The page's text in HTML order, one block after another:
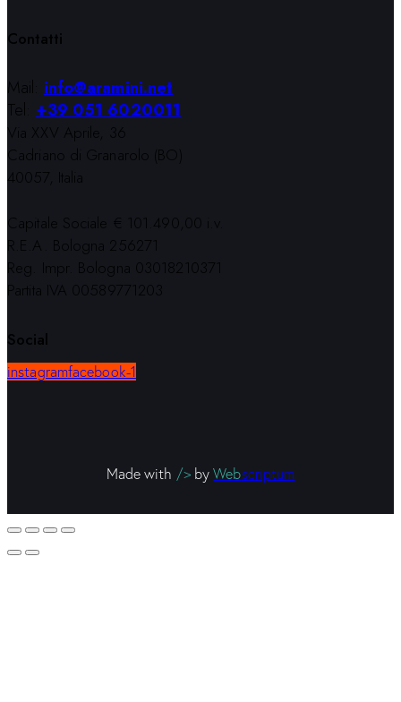
Contatti
Mail: info@aramini.net
Tel: +39 051 6020011
Via XXV Aprile, 36
Cadriano di Granarolo (BO)
40057, Italia
Capitale Sociale € 101.490,00 i.v.
R.E.A. Bologna 256271
Reg. Impr. Bologna 03018210371
Partita IVA 00589771203
Social
instagramfacebook-1
Made with />byWebscriptum